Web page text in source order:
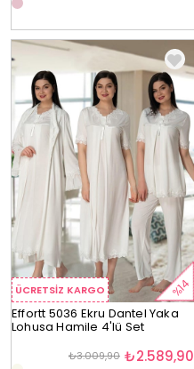
ÜCRETSIZ KARGO %14
Effortt 5036 Ekru Dantel Yaka
Lohusa Hamile 4'lü Set
₺2.589,90
₺3.009,90